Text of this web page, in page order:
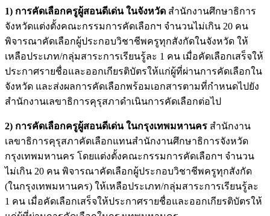
1) การคัดเลือกครูผู้สอนดีเด่น ในจังหวัด สำนักงานศึกษาธิการ
จังหวัดแต่งตั้งคณะกรรมการคัดเลือกฯ จำนวนไม่เกิน 20 คน
พิจารณาคัดเลือกผู้ประกอบวิชาชีพครูทุกสังกัดในจังหวัด ให้
เหลือประเภท/กลุ่มสาระการเรียนรู้ละ 1 คน เมื่อคัดเลือกเสร็จให้
ประกาศรายชื่อและออกเกียรติบัตรให้แก่ผู้ที่ผ่านการคัดเลือกใน
จังหวัด และส่งผลการคัดเลือกพร้อมเอกสารตามที่กำหนดไปยัง
สำนักงานเลขาธิการคุรุสภาดำเนินการคัดเลือกต่อไป
2) การคัดเลือกครูผู้สอนดีเด่น ในกรุงเทพมหานคร สำนักงาน
เลขาธิการคุรุสภาคัดเลือกแทนสำนักงานศึกษาธิการจังหวัด
กรุงเทพมหานคร โดยแต่งตั้งคณะกรรมการคัดเลือกฯ จำนวน
ไม่เกิน 20 คน พิจารณาคัดเลือกผู้ประกอบวิชาชีพครูทุกสังกัด
(ในกรุงเทพมหานคร) ให้เหลือประเภท/กลุ่มสาระการเรียนรู้ละ
1 คน เมื่อคัดเลือกเสร็จให้ประกาศรายชื่อและออกเกียรติบัตรให้